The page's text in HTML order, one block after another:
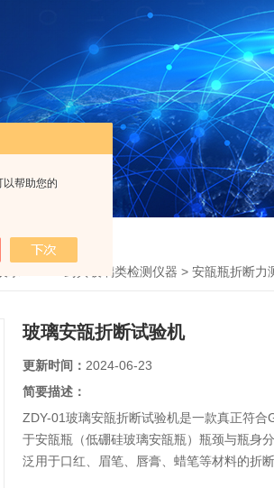
帮助您的
2025药典玻璃类检测仪器 > 安瓿瓶折断力
玻璃安瓿折断试验机
更新时间： 2024-06-23
简要描述：
ZDY-01玻璃安瓿折断试验机是一款真正符合
于安瓿瓶（低硼硅玻璃安瓿瓶）瓶颈与瓶身
泛用于口红、眉笔、唇膏、蜡笔等材料的折